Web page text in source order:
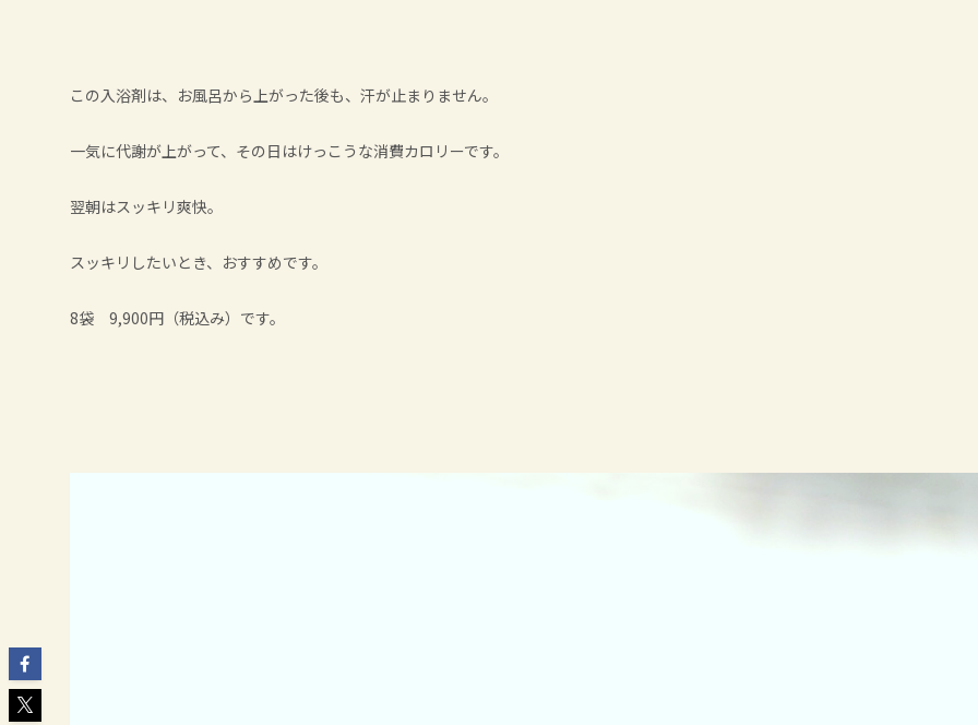
この入浴剤は、お風呂から上がった後も、汗が止まりません。
一気に代謝が上がって、その日はけっこうな消費カロリーです。
翌朝はスッキリ爽快。
スッキリしたいとき、おすすめです。
8袋 9,900円（税込み）です。